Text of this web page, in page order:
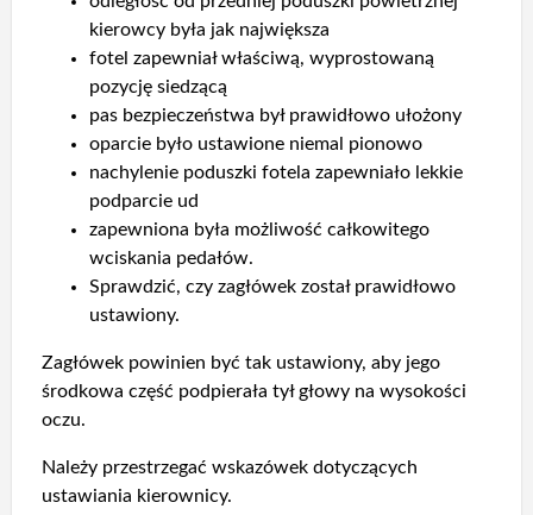
kierowcy była jak największa
fotel zapewniał właściwą, wyprostowaną
pozycję siedzącą
pas bezpieczeństwa był prawidłowo ułożony
oparcie było ustawione niemal pionowo
nachylenie poduszki fotela zapewniało lekkie
podparcie ud
zapewniona była możliwość całkowitego
wciskania pedałów.
Sprawdzić, czy zagłówek został prawidłowo
ustawiony.
Zagłówek powinien być tak ustawiony, aby jego
środkowa część podpierała tył głowy na wysokości
oczu.
Należy przestrzegać wskazówek dotyczących
ustawiania kierownicy.